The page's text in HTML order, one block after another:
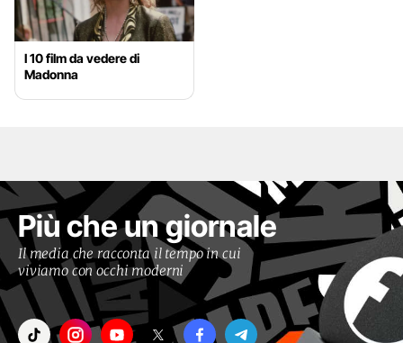
I 10 film da vedere di
Madonna
Più che un giornale
Il media che racconta il tempo in cui
viviamo con occhi moderni